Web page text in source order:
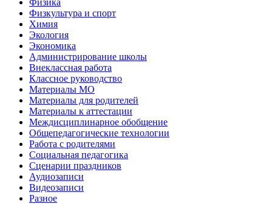
Физкультура и спорт
Химия
Экология
Экономика
Администрирование школы
Внеклассная работа
Классное руководство
Материалы МО
Материалы для родителей
Материалы к аттестации
Междисциплинарное обобщение
Общепедагогические технологии
Работа с родителями
Социальная педагогика
Сценарии праздников
Аудиозаписи
Видеозаписи
Разное